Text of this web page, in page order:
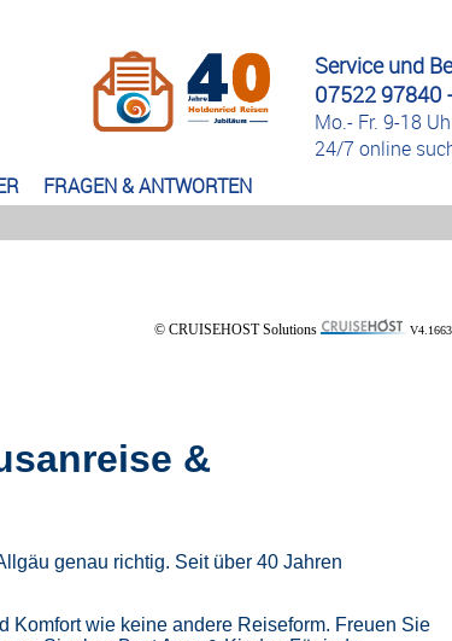
FRAGEN & ANTWORTEN
Service und
07522 97840
Mo.- Fr. 9-18
24/7 online
© CRUISEHOST Solutions V4.1663
&
genau richtig. Seit über 40 Jahren
Komfort wie keine andere Reiseform. Freuen Sie